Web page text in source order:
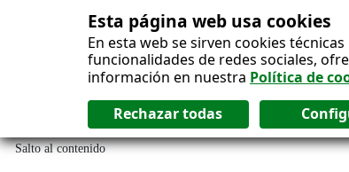
Esta página web usa cookies
En esta web se sirven cookies
funcionalidades de redes sociales,
información en nuestra Política de
Salto al contenido